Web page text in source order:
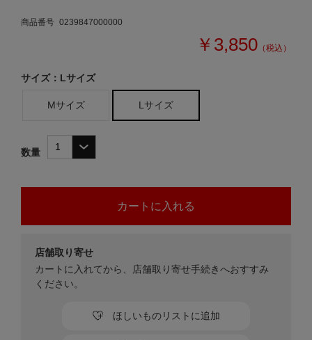
商品番号 0239847000000
￥3,850 （税込）
サイズ：Lサイズ
Mサイズ Lサイズ
数量
ほしいものリストに追加
店舗取り寄せ
カートに入れてから、店舗取り寄せ手続きへおすすみ
ください。